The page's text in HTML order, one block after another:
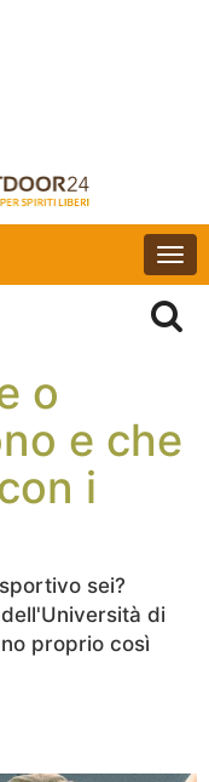
o
e che
i
sei?
di
proprio così